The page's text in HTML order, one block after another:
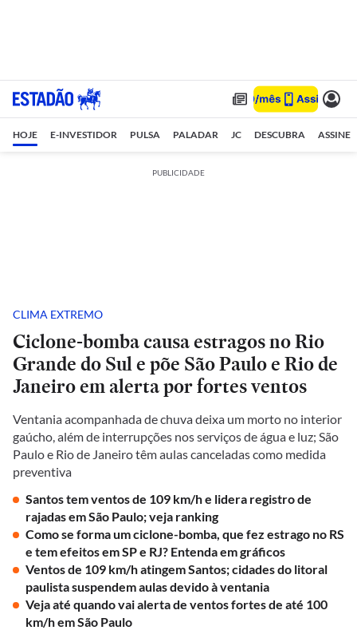
HOJE E-INVESTIDOR PULSA PALADAR JC DESCUBRA ASSINE
PUBLICIDADE
CLIMA EXTREMO
Ciclone-bomba causa estragos no Rio
Grande do Sul e põe São Paulo e Rio de
Janeiro em alerta por fortes ventos
Ventania acompanhada de chuva deixa um morto no interior
gaúcho, além de interrupções nos serviços de água e luz; São
Paulo e Rio de Janeiro têm aulas canceladas como medida
preventiva
Santos tem ventos de 109 km/h e lidera registro de
rajadas em São Paulo; veja ranking
Como se forma um ciclone-bomba, que fez estrago no RS
e tem efeitos em SP e RJ? Entenda em gráficos
Ventos de 109 km/h atingem Santos; cidades do litoral
paulista suspendem aulas devido à ventania
Veja até quando vai alerta de ventos fortes de até 100
km/h em São Paulo